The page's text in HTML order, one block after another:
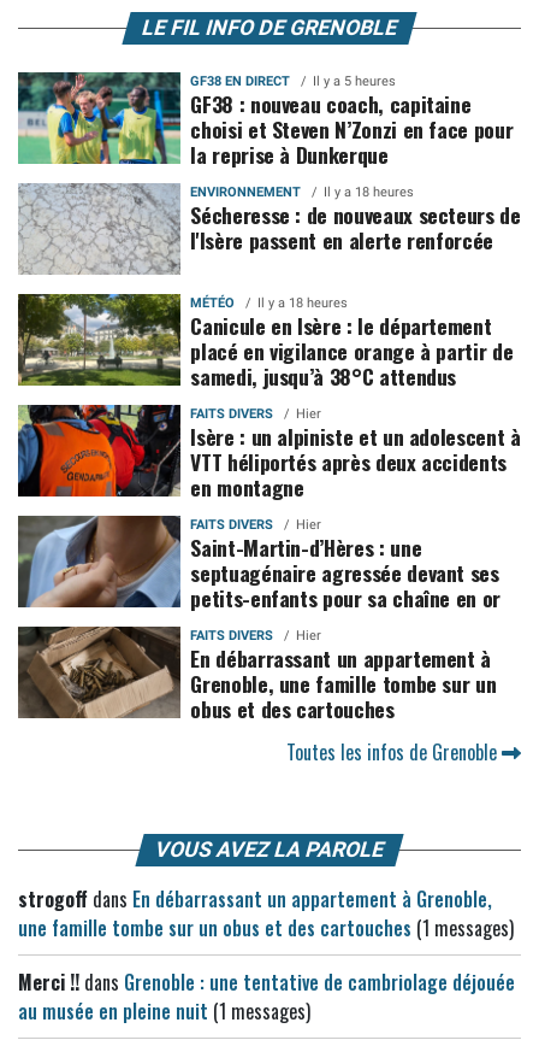
LE FIL INFO DE GRENOBLE
GF38 EN DIRECT Il y a 5 heures
GF38 : nouveau coach, capitaine
choisi et Steven N’Zonzi en face pour
la reprise à Dunkerque
ENVIRONNEMENT Il y a 18 heures
Sécheresse : de nouveaux secteurs de
l'Isère passent en alerte renforcée
MÉTÉO Il y a 18 heures
Canicule en Isère : le département
placé en vigilance orange à partir de
samedi, jusqu’à 38°C attendus
FAITS DIVERS Hier
Isère : un alpiniste et un adolescent à
VTT héliportés après deux accidents
en montagne
FAITS DIVERS Hier
Saint-Martin-d’Hères : une
septuagénaire agressée devant ses
petits-enfants pour sa chaîne en or
FAITS DIVERS Hier
En débarrassant un appartement à
Grenoble, une famille tombe sur un
obus et des cartouches
Toutes les infos de Grenoble
VOUS AVEZ LA PAROLE
strogoff dans En débarrassant un appartement à Grenoble,
une famille tombe sur un obus et des cartouches (1 messages)
Merci !! dans Grenoble : une tentative de cambriolage déjouée
au musée en pleine nuit (1 messages)